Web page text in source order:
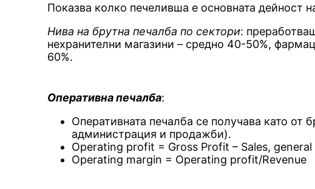
Показва колко печеливша е основната дейност
Нива на брутна печалба по сектори:
нехранителни магазини – средно 40-50%,
60%.
Оперативна печалба:
Оперативната печалба се получава като от
администрация и продажби).
Operating profit = Gross Profit – Sales,
Operating margin = Operating profit/Revenue